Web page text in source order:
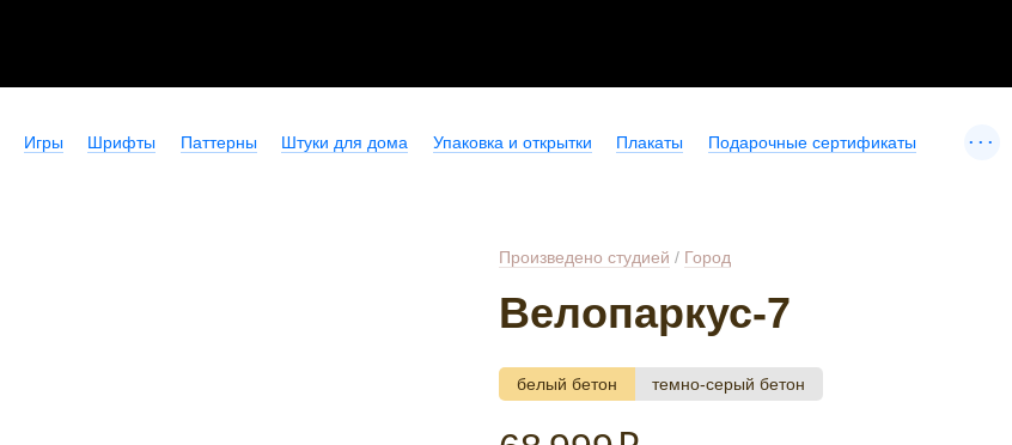
Игры Шрифты Паттерны Штуки для дома Упаковка и открытки Плакаты Подарочные сертификаты ...
Произведено студией / Город
Велопаркус-7
белый бетон темно-серый бетон